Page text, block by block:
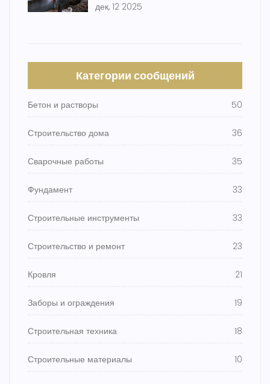
дек, 12 2025
Категории сообщений
Бетон и растворы 50
Строительство дома 36
Сварочные работы 35
Фундамент 33
Строительные инструменты 33
Строительство и ремонт 23
Кровля 21
Заборы и ограждения 19
Строительная техника 18
Строительные материалы 10